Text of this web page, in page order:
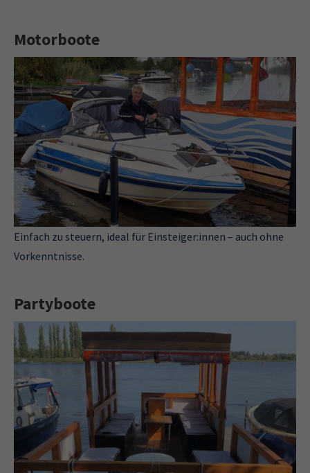
Motorboote
Einfach zu steuern, ideal für Einsteiger:innen – auch ohne
Vorkenntnisse.
Partyboote